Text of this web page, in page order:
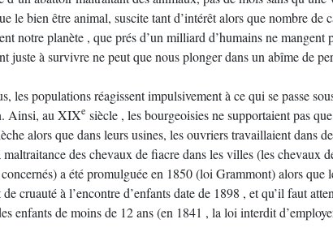
le bien être animal, suscite tant d’intérêt alors que nombre de
notre planète , que prés d’un milliard d’humains ne mangent
juste à survivre ne peut que nous plonger dans un abîme de
les populations réagissent impulsivement à ce qui se passe
Ainsi, au XIXe siècle , les bourgeoisies ne supportaient pas
alors que dans leurs usines, les ouvriers travaillaient dans
des chevaux de fiacre dans les villes (les chevaux
concernés) a été promulguée en 1850 (loi Grammont) alors que
cruauté à l’encontre d’enfants date de 1898 , et qu’il faut
enfants de moins de 12 ans (en 1841 , la loi interdit